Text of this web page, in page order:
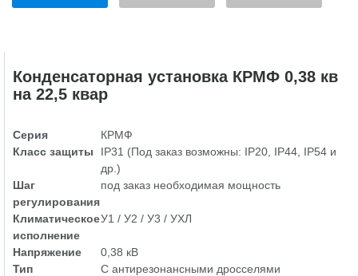
Конденсаторная установка КРМФ 0,38 кв
на 22,5 квар
Серия
КРМФ
Класс защиты
IP31 (Под заказ возможны: IP20, IP44, IP54 и
др.)
Шаг
регулирования
под заказ необходимая мощность
Климатическое
исполнение
У1 / У2 / У3 / УХЛ
Напряжение
0,38 кВ
Тип
С антирезонансными дросселями